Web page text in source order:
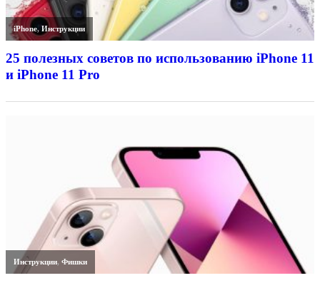
iPhone,Инструкции
25 полезных советов по использованию iPhone 11
и iPhone 11 Pro
Инструкции,Фишки